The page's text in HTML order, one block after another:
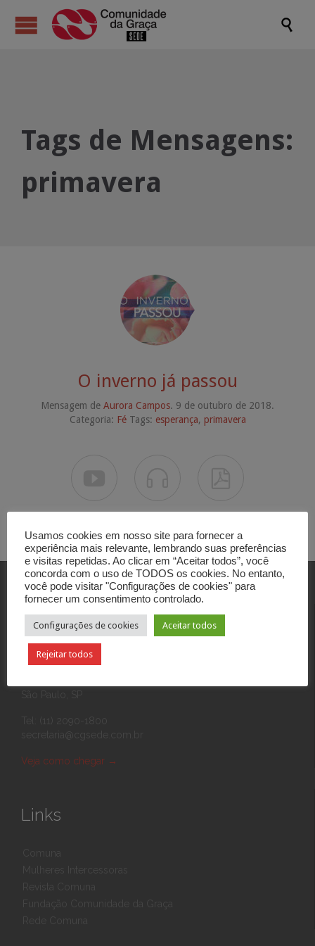

Tags de Mensagens:
primavera
O inverno já passou
Mensagem de Aurora Campos. 9 de outubro de 2018.
Categoria: FéTags: esperança, primavera
Contato
Rua Eponina, 390
São Paulo, SP
Veja como chegar →
Links
Usamos cookies em nosso site para fornecer a
experiência mais relevante, lembrando suas preferências
e visitas repetidas. Ao clicar em “Aceitar todos”, você
concorda com o uso de TODOS os cookies. No entanto,
você pode visitar "Configurações de cookies" para
fornecer um consentimento controlado.
Configurações de cookies Aceitar todos
Rejeitar todos